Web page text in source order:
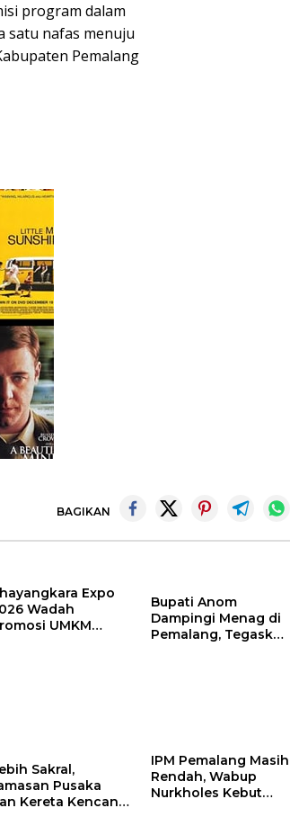
program dalam
satu nafas menuju
Pemalang
BAGIKAN
Expo
Wadah
UMKM
Bupati Anom
Dampingi Menag di
Pemalang, Tegaskan
Sakral,
Pusaka
Kereta Kencana
IPM Pemalang Masih
Rendah, Wabup
Nurkholes Kebut